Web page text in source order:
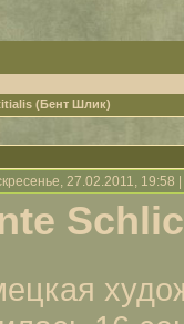
(Бент Шлик)
27.02.2011,